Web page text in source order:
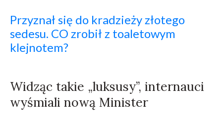
Przyznał się do kradzieży złotego
sedesu. CO zrobił z toaletowym
klejnotem?
Widząc takie „luksusy”, internauci
wyśmiali nową Minister